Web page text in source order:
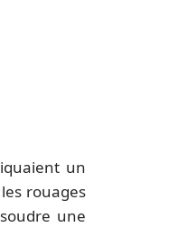
un
rouages
une